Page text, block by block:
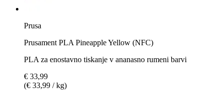
Prusa
Prusament PLA Pineapple Yellow (NFC)
PLA za enostavno tiskanje v ananasno rumeni barvi
€ 33,99
(€ 33,99 / kg)